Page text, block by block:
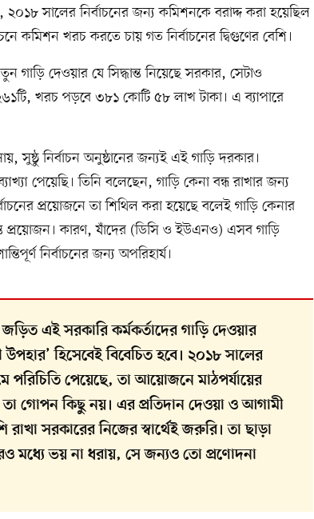
সালের নির্বাচনের জন্য কমিশনকে বরাদ্দ করা হয়েছিল
কমিশন খরচ করতে চায় গত নির্বাচনের দ্বিগুণের বেশি।
দেওয়ার যে সিদ্ধান্ত নিয়েছে সরকার, সেটাও
খরচ পড়বে ৩৮১ কোটি ৫৮ লাখ টাকা। এ ব্যাপারে
সুষ্ঠু নির্বাচন অনুষ্ঠানের জন্যই এই গাড়ি দরকার।
পেয়েছি। তিনি বলেছেন, গাড়ি কেনা বন্ধ রাখার জন্য
প্রয়োজনে তা শিথিল করা হয়েছে বলেই গাড়ি কেনার
প্রয়োজন। কারণ, যাঁদের (ডিসি ও ইউএনও) এসব গাড়ি
নির্বাচনের জন্য অপরিহার্য।
এই সরকারি কর্মকর্তাদের গাড়ি দেওয়ার
উপহার’ হিসেবেই বিবেচিত হবে। ২০১৮ সালের
পরিচিতি পেয়েছে, তা আয়োজনে মাঠপর্যায়ের
তা গোপন কিছু নয়। এর প্রতিদান দেওয়া ও আগামী
সরকারের নিজের স্বার্থেই জরুরি। তা ছাড়া
মধ্যে ভয় না ধরায়, সে জন্যও তো প্রণোদনা